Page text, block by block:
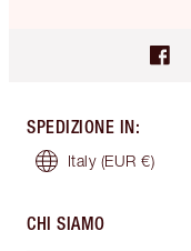
SPEDIZIONE IN:
Italy (EUR €)
CHI SIAMO